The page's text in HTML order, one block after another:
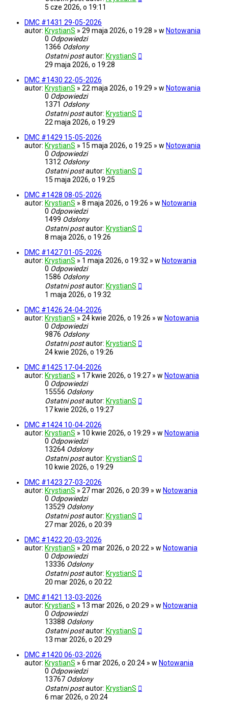
5 cze 2026, o 19:11
DMC #1431 29-05-2026
autor: KrystianS » 29 maja 2026, o 19:28 » w Notowania
0 Odpowiedzi
1366 Odsłony
Ostatni postautor: KrystianS
29 maja 2026, o 19:28
DMC #1430 22-05-2026
autor: KrystianS » 22 maja 2026, o 19:29 » w Notowania
0 Odpowiedzi
1371 Odsłony
Ostatni postautor: KrystianS
22 maja 2026, o 19:29
DMC #1429 15-05-2026
autor: KrystianS » 15 maja 2026, o 19:25 » w Notowania
0 Odpowiedzi
1312 Odsłony
Ostatni postautor: KrystianS
15 maja 2026, o 19:25
DMC #1428 08-05-2026
autor: KrystianS » 8 maja 2026, o 19:26 » w Notowania
0 Odpowiedzi
1499 Odsłony
Ostatni postautor: KrystianS
8 maja 2026, o 19:26
DMC #1427 01-05-2026
autor: KrystianS » 1 maja 2026, o 19:32 » w Notowania
0 Odpowiedzi
1586 Odsłony
Ostatni postautor: KrystianS
1 maja 2026, o 19:32
DMC #1426 24-04-2026
autor: KrystianS » 24 kwie 2026, o 19:26 » w Notowania
0 Odpowiedzi
9876 Odsłony
Ostatni postautor: KrystianS
24 kwie 2026, o 19:26
DMC #1425 17-04-2026
autor: KrystianS » 17 kwie 2026, o 19:27 » w Notowania
0 Odpowiedzi
15556 Odsłony
Ostatni postautor: KrystianS
17 kwie 2026, o 19:27
DMC #1424 10-04-2026
autor: KrystianS » 10 kwie 2026, o 19:29 » w Notowania
0 Odpowiedzi
13264 Odsłony
Ostatni postautor: KrystianS
10 kwie 2026, o 19:29
DMC #1423 27-03-2026
autor: KrystianS » 27 mar 2026, o 20:39 » w Notowania
0 Odpowiedzi
13529 Odsłony
Ostatni postautor: KrystianS
27 mar 2026, o 20:39
DMC #1422 20-03-2026
autor: KrystianS » 20 mar 2026, o 20:22 » w Notowania
0 Odpowiedzi
13336 Odsłony
Ostatni postautor: KrystianS
20 mar 2026, o 20:22
DMC #1421 13-03-2026
autor: KrystianS » 13 mar 2026, o 20:29 » w Notowania
0 Odpowiedzi
13388 Odsłony
Ostatni postautor: KrystianS
13 mar 2026, o 20:29
DMC #1420 06-03-2026
autor: KrystianS » 6 mar 2026, o 20:24 » w Notowania
0 Odpowiedzi
13767 Odsłony
Ostatni postautor: KrystianS
6 mar 2026, o 20:24